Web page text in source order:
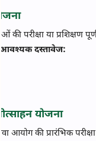
परीक्षा या प्रशिक्षण
आवश्यक दस्तावेज:
योजना
की प्रारंभिक परीक्षा